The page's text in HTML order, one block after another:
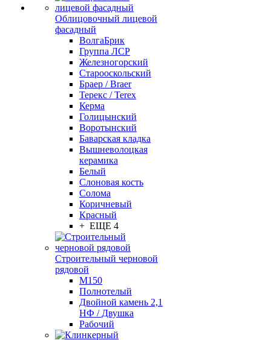
Облицовочный лицевой
фасадный
ВолгаБрик
Группа ЛСР
Железногорский
Старооскольский
Браер / Braer
Терекс / Terex
Керма
Голицынский
Воротынский
Баварская кладка
Вышневолоцкая
керамика
Белый
Слоновая кость
Солома
Коричневый
Красный
+ ЕЩЕ 4
Строительный черновой
рядовой
М150
Полнотелый
Двойной камень 2,1
НФ / Двушка
Рабочий